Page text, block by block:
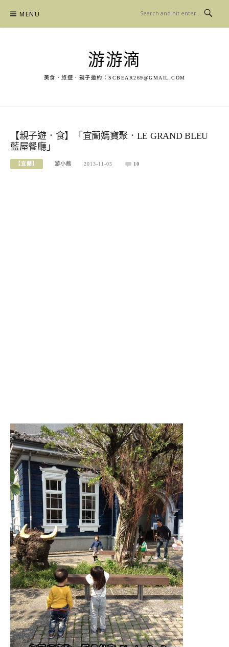
content
MENU
游游滴
美食．旅遊．親子邀約： SCBEAR269@GMAIL.COM
【親子遊．食】「宜蘭媽寶聚．LE GRAND BLEU
藍屋餐廳」
【宜蘭】 游小熊 2013-11-05 10